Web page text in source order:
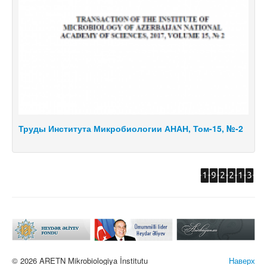
Том-15, №-2 Труды Института Микробиологии
Наверх
© 2026 ARETN Mikrobiologiya İnstitutu